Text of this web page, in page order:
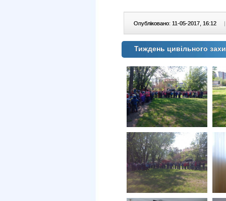
Опубліковано: 11-05-2017, 16:12 |
Тиждень цивільного